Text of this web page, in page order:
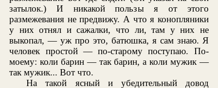
затылок.) И никакой пользы я от этого
размежевания не предвижу. А что я конопляники
у них отнял и сажалки, что ли, там у них не
выкопал, — уж про это, батюшка, я сам знаю. Я
человек простой — по-старому поступаю. По-
моему: коли барин — так барин, а коли мужик —
так мужик... Вот что.
На такой ясный и убедительный довод